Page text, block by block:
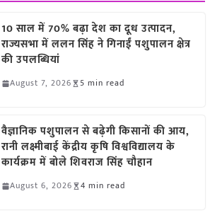
10 साल में 70% बढ़ा देश का दूध उत्पादन,
राज्यसभा में ललन सिंह ने गिनाईं पशुपालन क्षेत्र
की उपलब्धियां
August 7, 2026 5 min read
वैज्ञानिक पशुपालन से बढ़ेगी किसानों की आय,
रानी लक्ष्मीबाई केंद्रीय कृषि विश्वविद्यालय के
कार्यक्रम में बोले शिवराज सिंह चौहान
August 6, 2026 4 min read